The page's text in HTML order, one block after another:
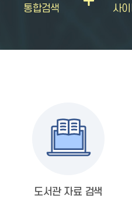
통합검색
사이
도서관 자료 검색